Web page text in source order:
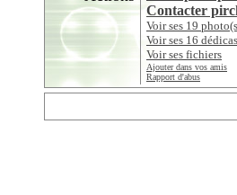
Contacter
Voir ses 19
Voir ses 16
Voir ses fichiers
Ajouter dans vos amis
Rapport d'abus